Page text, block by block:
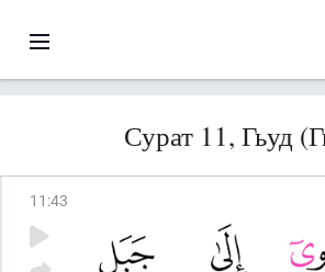
Сурат 11, Гьуд
11 :43